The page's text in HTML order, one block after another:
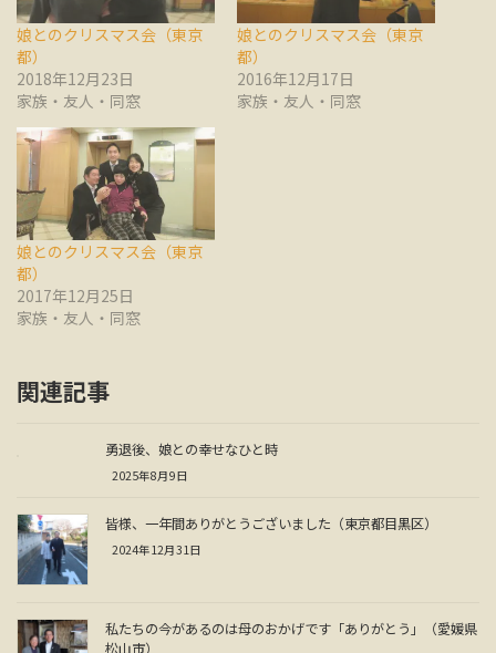
娘とのクリスマス会（東京
都）
2018年12月23日
家族・友人・同窓
娘とのクリスマス会（東京
都）
2016年12月17日
家族・友人・同窓
娘とのクリスマス会（東京
都）
2017年12月25日
家族・友人・同窓
関連記事
勇退後、娘との幸せなひと時
2025年8月9日
皆様、一年間ありがとうございました（東京都目黒区）
2024年12月31日
私たちの今があるのは母のおかげです「ありがとう」（愛媛県
松山市）